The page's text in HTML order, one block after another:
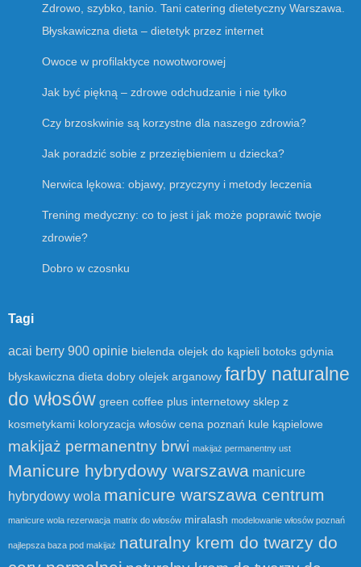
Zdrowo, szybko, tanio. Tani catering dietetyczny Warszawa.
Błyskawiczna dieta – dietetyk przez internet
Owoce w profilaktyce nowotworowej
Jak być piękną – zdrowe odchudzanie i nie tylko
Czy brzoskwinie są korzystne dla naszego zdrowia?
Jak poradzić sobie z przeziębieniem u dziecka?
Nerwica lękowa: objawy, przyczyny i metody leczenia
Trening medyczny: co to jest i jak może poprawić twoje
zdrowie?
Dobro w czosnku
Tagi
acai berry 900 opinie bielenda olejek do kąpieli botoks gdynia
błyskawiczna dieta dobry olejek arganowy farby naturalne
do włosów green coffee plus internetowy sklep z
kosmetykami koloryzacja włosów cena poznań kule kąpielowe
makijaż permanentny brwi makijaż permanentny ust
Manicure hybrydowy warszawa manicure
hybrydowy wola manicure warszawa centrum
manicure wola rezerwacja matrix do włosów miralash modelowanie włosów poznań
najlepsza baza pod makijaż naturalny krem do twarzy do